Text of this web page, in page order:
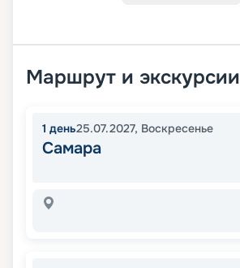
Маршрут и экскурсии
1 день25.07.2027, Воскресенье
Самара